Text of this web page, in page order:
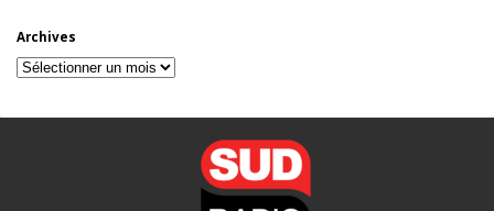
Archives
Archives